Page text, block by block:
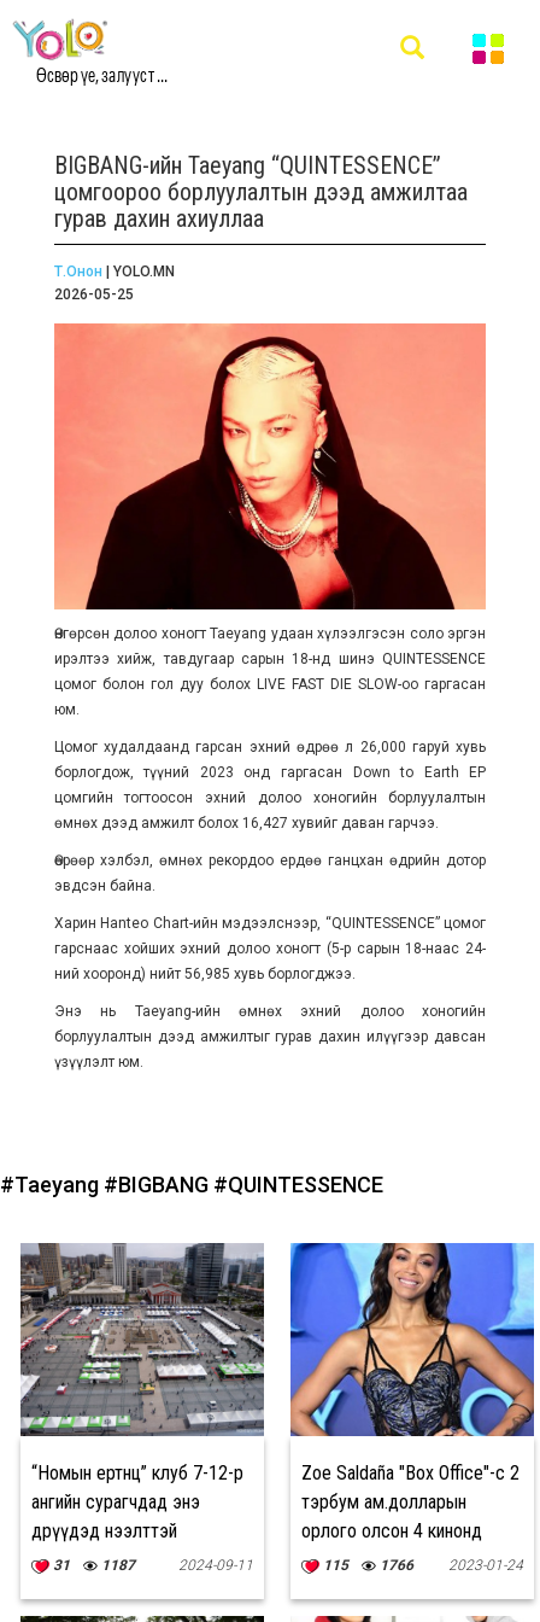
Өсвөр үе, залууст ...
BIGBANG-ийн Taeyang “QUINTESSENCE”
цомгоороо борлуулалтын дээд амжилтаа
гурав дахин ахиуллаа
Т.Онон | YOLO.MN
2026-05-25
Өнгөрсөн долоо хоногт Taeyang удаан хүлээлгэсэн соло эргэн
ирэлтээ хийж, тавдугаар сарын 18-нд шинэ QUINTESSENCE
цомог болон гол дуу болох LIVE FAST DIE SLOW-оо гаргасан
юм.
Цомог худалдаанд гарсан эхний өдрөө л 26,000 гаруй хувь
борлогдож, түүний 2023 онд гаргасан Down to Earth EP
цомгийн тогтоосон эхний долоо хоногийн борлуулалтын
өмнөх дээд амжилт болох 16,427 хувийг даван гарчээ.
Өөрөөр хэлбэл, өмнөх рекордоо ердөө ганцхан өдрийн дотор
эвдсэн байна.
Харин Hanteo Chart-ийн мэдээлснээр, “QUINTESSENCE” цомог
гарснаас хойших эхний долоо хоногт (5-р сарын 18-наас 24-
ний хооронд) нийт 56,985 хувь борлогджээ.
Энэ нь Taeyang-ийн өмнөх эхний долоо хоногийн
борлуулалтын дээд амжилтыг гурав дахин илүүгээр давсан
үзүүлэлт юм.
#Taeyang #BIGBANG #QUINTESSENCE
“Номын ертөнц” клуб 7-12-р
ангийн сурагчдад энэ
өдрүүдэд нээлттэй
31 1187 2024-09-11
Zoe Saldaña "Box Office"-с 2
тэрбум ам.долларын
орлого олсон 4 кинонд
тоглож буй анхны жүжигчин
115 1766 2023-01-24